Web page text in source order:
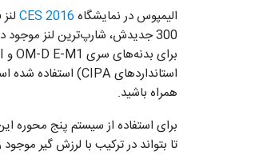
الیمپوس در نمایشگاه CES 2016 لنز M.Zuiko Digital ED 300mm F4 IS Pro را معرفی کرد. این شرکت مدعی است
300 جدیدش، شارپ‌ترین لنز
استانداردهای CIPA) استفاده شده است که برای نخستین بار در لنز‌های تله قرار گرفته است. با پیکسل در
همراه باشید.
برای استفاده از سیستم پنج محوره
تا بتواند در ترکیب با لرزش گیر